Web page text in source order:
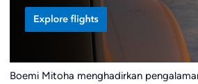
Boemi Mitoha menghadirkan